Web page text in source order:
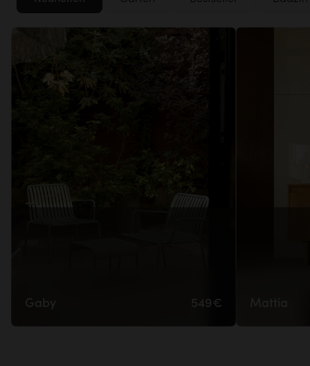
Gaby 549€